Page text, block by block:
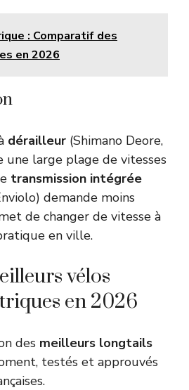
: Comparatif des
en 2026
dérailleur (Shimano Deore,
une large plage de vitesses
transmission intégrée
demande moins
de changer de vitesse à
en ville.
vélos
en 2026
des meilleurs longtails
testés et approuvés